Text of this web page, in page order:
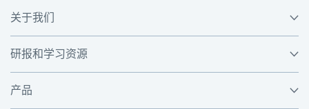
关于我们
研报和学习资源
产品